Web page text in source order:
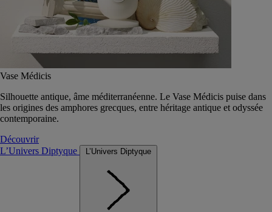
Vase Médicis
Silhouette antique, âme méditerranéenne. Le Vase Médicis puise dans
les origines des amphores grecques, entre héritage antique et odyssée
contemporaine.
Découvrir
L’Univers Diptyque
L’Univers Diptyque